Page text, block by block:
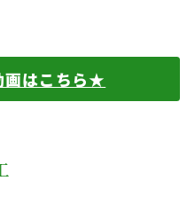
はこちら★